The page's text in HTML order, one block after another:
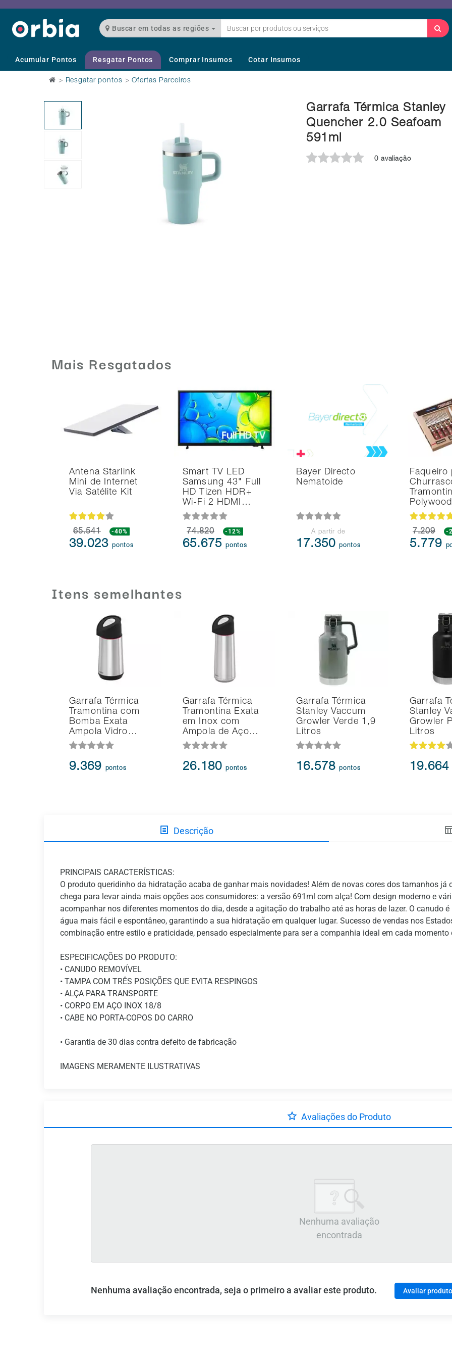
Buscar em todas as regiões
Acumular Pontos Resgatar Pontos Comprar Insumos Cotar Insumos
> Resgatar pontos >Ofertas Parceiros
Garrafa Térmica Stanley
Quencher 2.0 Seafoam
591ml
0 avaliação
Mais Resgatados
Antena Starlink
Mini de Internet
Via Satélite Kit
65.541 -40%
39.023pontos
Smart TV LED
Samsung 43" Full
HD Tizen HDR+
Wi-Fi 2 HDMI…
74.820 -12%
65.675pontos
Bayer Directo
Nematoide
A partir de
17.350pontos
Faqueiro
7.209 -
5.779
Itens semelhantes
Garrafa Térmica
Tramontina com
Bomba Exata
Ampola Vidro…
9.369 pontos
Garrafa Térmica
Tramontina Exata
em Inox com
Ampola de Aço…
26.180pontos
Garrafa Térmica
Stanley Vaccum
Growler Verde 1,9
Litros
16.578pontos
Garrafa
Stanley
Growler
Litros
Descrição
PRINCIPAIS CARACTERÍSTICAS:
O produto queridinho da hidratação acaba de ganhar mais novidades! Além de novas cores dos tamanhos já
chega para levar ainda mais opções aos consumidores: a versão 691ml com alça! Com design moderno e
acompanhar nos diferentes momentos do dia, desde a agitação do trabalho até as horas de lazer. O canudo
água mais fácil e espontâneo, garantindo a sua hidratação em qualquer lugar. Sucesso de vendas nos
combinação entre estilo e praticidade, pensado especialmente para ser a companhia ideal em cada
ESPECIFICAÇÕES DO PRODUTO:
• CANUDO REMOVÍVEL
• TAMPA COM TRÊS POSIÇÕES QUE EVITA RESPINGOS
• ALÇA PARA TRANSPORTE
• CORPO EM AÇO INOX 18/8
• CABE NO PORTA-COPOS DO CARRO
• Garantia de 30 dias contra defeito de fabricação
IMAGENS MERAMENTE ILUSTRATIVAS
Avaliações do Produto
Nenhuma avaliação
encontrada
Nenhuma avaliação encontrada, seja o primeiro a avaliar este produto. Avaliar produto